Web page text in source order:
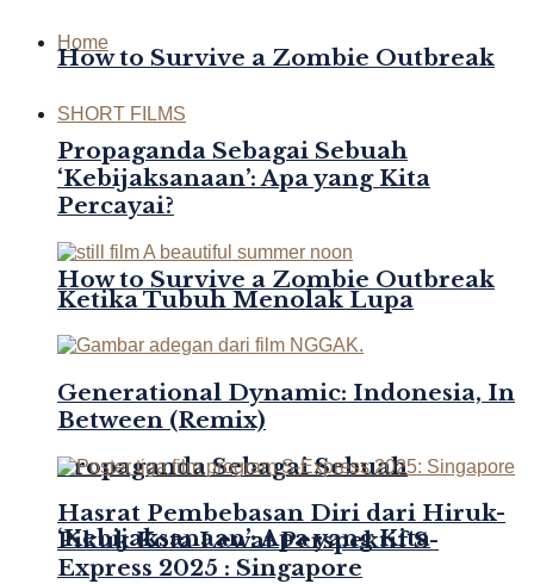
Home
SHORT FILMS
How to Survive a Zombie Outbreak
Propaganda Sebagai Sebuah
‘Kebijaksanaan’: Apa yang Kita
How to Survive a Zombie Outbreak
Propaganda Sebagai Sebuah
‘Kebijaksanaan’: Apa yang Kita
Percayai?
Ketika Tubuh Menolak Lupa
Generational Dynamic: Indonesia, In
Between (Remix)
Hasrat Pembebasan Diri dari Hiruk-
Pikuk Kota Lewat Perspektif S-
Express 2025 : Singapore